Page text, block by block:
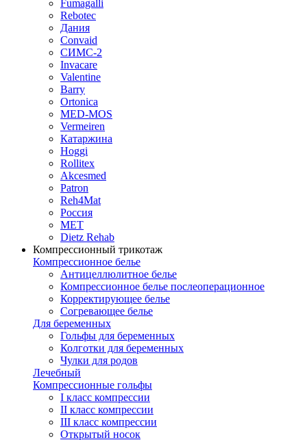
Fumagalli
Rebotec
Дания
Convaid
СИМС-2
Invacare
Valentine
Barry
Ortonica
MED-MOS
Vermeiren
Катаржина
Hoggi
Rollitex
Akcesmed
Patron
Reh4Mat
Россия
МЕТ
Dietz Rehab
Компрессионный трикотаж
Компрессионное белье
Антицеллюлитное белье
Компрессионное белье послеоперационное
Корректирующее белье
Согревающее белье
Для беременных
Гольфы для беременных
Колготки для беременных
Чулки для родов
Лечебный
Компрессионные гольфы
I класс компрессии
II класс компрессии
III класс компрессии
Открытый носок